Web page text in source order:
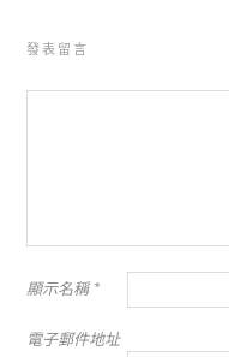
發表留言
顯示名稱 *
電子郵件地址